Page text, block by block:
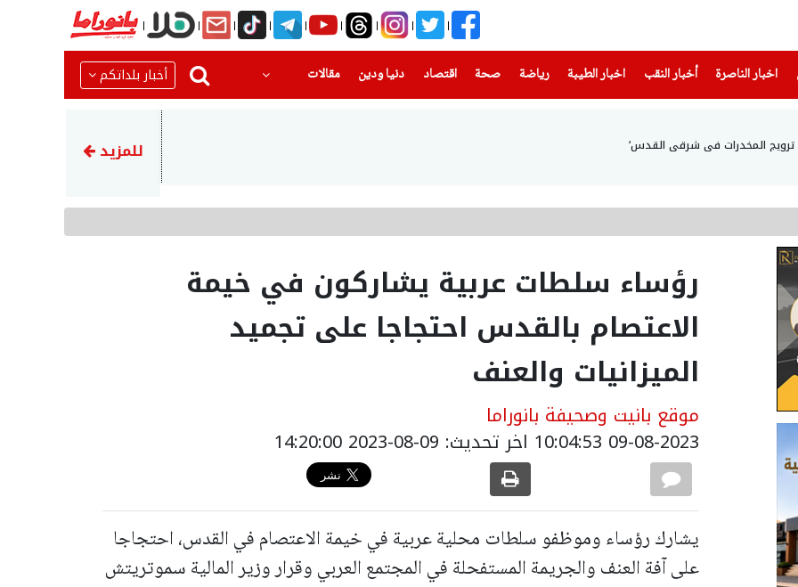
اخبار الناصرة
(current) أخبار النقب اخبار الطيبة(current) رياضة
(current) صحة(current) اقتصاد دنيا ودين
(current) مقالات أخبار بلداتكم
ترويج المخدرات في شرقي القدس‘ إحباط محاولة سرقة مركبة
للمزيد
رؤساء سلطات عربية يشاركون في خيمة
الاعتصام بالقدس احتجاجا على تجميد
الميزانيات والعنف
موقع بانيت وصحيفة بانوراما
09-08-2023 10:04:53 اخر تحديث: 09-08-2023 14:20:00
يشارك رؤساء وموظفو سلطات محلية عربية في خيمة الاعتصام في القدس، احتجاجا
على آفة العنف والجريمة المستفحلة في المجتمع العربي وقرار وزير المالية سموتريتش